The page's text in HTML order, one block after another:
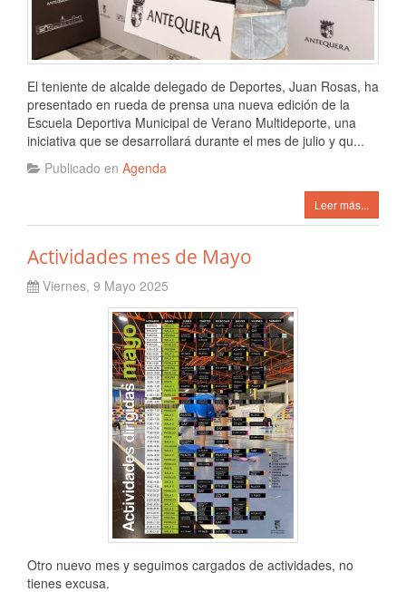
El teniente de alcalde delegado de Deportes, Juan Rosas, ha
presentado en rueda de prensa una nueva edición de la
Escuela Deportiva Municipal de Verano Multideporte, una
iniciativa que se desarrollará durante el mes de julio y qu...
Publicado en Agenda
Leer más...
Actividades mes de Mayo
Viernes, 9 Mayo 2025
Otro nuevo mes y seguimos cargados de actividades, no
tienes excusa.